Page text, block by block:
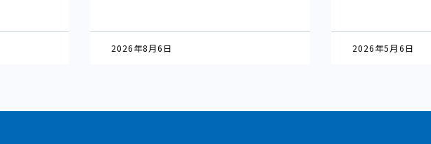
2026年8月6日 2026年5月6日